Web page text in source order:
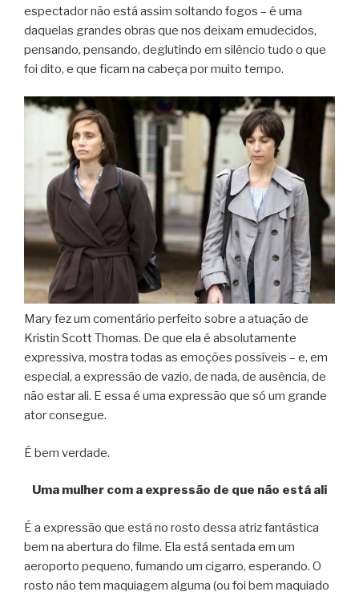
espectador não está assim soltando fogos – é uma
daquelas grandes obras que nos deixam emudecidos,
pensando, pensando, deglutindo em silêncio tudo o que
foi dito, e que ficam na cabeça por muito tempo.
Mary fez um comentário perfeito sobre a atuação de
Kristin Scott Thomas. De que ela é absolutamente
expressiva, mostra todas as emoções possíveis – e, em
especial, a expressão de vazio, de nada, de ausência, de
não estar ali. E essa é uma expressão que só um grande
ator consegue.
É bem verdade.
Uma mulher com a expressão de que não está ali
É a expressão que está no rosto dessa atriz fantástica
bem na abertura do filme. Ela está sentada em um
aeroporto pequeno, fumando um cigarro, esperando. O
rosto não tem maquiagem alguma (ou foi bem maquiado